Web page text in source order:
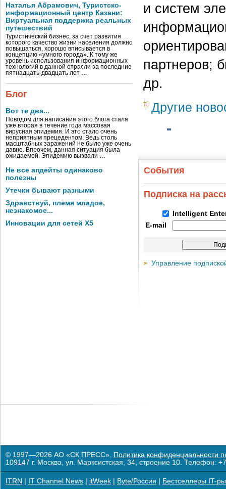
Наталья Абрамович, Туристско-
информационный центр Казани:
Виртуальная поддержка реальных
путешествий
Туристический бизнес, за счет развития
которого качество жизни населения должно
повышаться, хорошо вписывается в
концепцию «умного города». К тому же
уровень использования информационных
технологий в данной отрасли за последние
пятнадцать-двадцать лет …
Блог
Вот те два...
Поводом для написания этого блога стала
уже вторая в течение года массовая
вирусная эпидемия. И это стало очень
неприятным прецедентом. Ведь столь
масштабных заражений не было уже очень
давно. Впрочем, данная ситуация была
ожидаемой. Эпидемию вызвали …
Не все апдейты одинаково
полезны
Утечки бывают разными
Здравствуй, племя младое,
незнакомое...
Инновации для сетей X5
и систем
партнеров;
др.
Другие
События
Подписка на
Intelligent
E-mail
Управление
© 1997—2026 АО «СК ПРЕСС». Политика конфиденциальности
109147 г. Москва, ул. Марксистская, 34, строение 10. Телефон:
ITRN IT Channel News itWeek Byte/Россия Бестселлеры IT-